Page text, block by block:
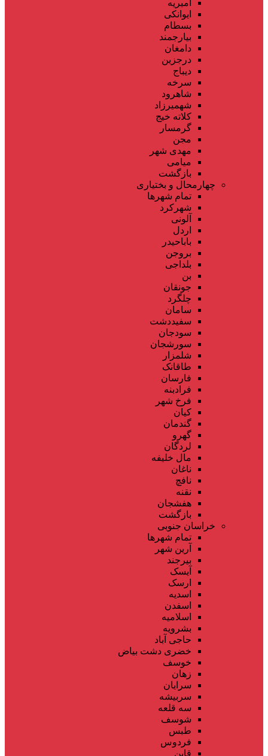
امیریه
ایوانکی
بسطام
بیارجمند
دامغان
درجزین
دیباج
سرخه
شاهرود
شهمیرزاد
کلاته خیج
گرمسار
مجن
مهدی شهر
میامی
بازگشت
چهارمحال و بختیاری
تمام شهر‌ها
شهرکرد
آلونی
اردل
باباحیدر
بروجن
بلداجی
بن
جونقان
چلگرد
سامان
سفیددشت
سودجان
سورشجان
شلمزار
طاقانک
فارسان
فرادبنه
فرخ شهر
کیان
گندمان
گهرو
لردگان
مال خلیفه
ناغان
نافچ
نقنه
هفشجان
بازگشت
خراسان جنوبی
تمام شهر‌ها
آرین شهر
بیرجند
آیسک
ارسک
اسدیه
اسفدن
اسلامیه
بشرویه
حاجی آباد
خضری دشت بیاض
خوسف
زهان
سرایان
سربیشه
سه قلعه
شوسف
طبس
فردوس
قاین